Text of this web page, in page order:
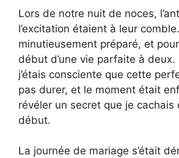
Lors de notre nuit de noces,
l’excitation étaient à leur
minutieusement préparé, et
début d’une vie parfaite à deux.
j’étais consciente que cette
pas durer, et le moment était
révéler un secret que je cachais
début.
La journée de mariage s’était